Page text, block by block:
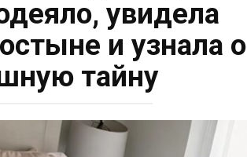
увидела
и узнала о
тайну